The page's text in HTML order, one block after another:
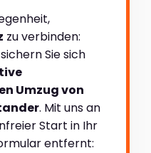
zu verbinden:
Sie sich
Umzug von
. Mit uns an
Start in Ihr
entfernt: